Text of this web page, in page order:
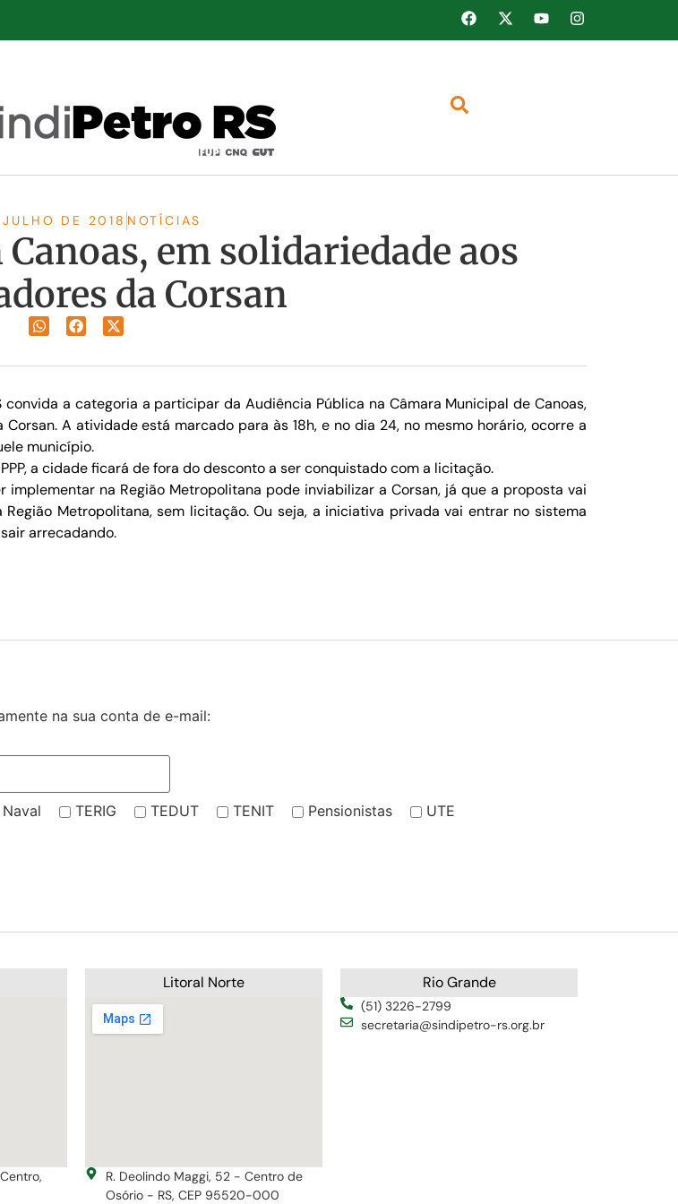
DE 2018 NOTÍCIAS
em solidariedade aos
da Corsan
a categoria a participar da Audiência Pública na Câmara Municipal de Canoas,
A atividade está marcado para às 18h, e no dia 24, no mesmo horário, ocorre a
município.
a cidade ficará de fora do desconto a ser conquistado com a licitação.
na Região Metropolitana pode inviabilizar a Corsan, já que a proposta vai
Metropolitana, sem licitação. Ou seja, a iniciativa privada vai entrar no sistema
arrecadando.
na sua conta de e-mail:
TERIG TEDUT TENIT Pensionistas
UTE
Litoral Norte
R. Deolindo Maggi, 52 - Centro de
Osório - RS, CEP 95520-000
Rio Grande
(51) 3226-2799
secretaria@sindipetro-rs.org.br